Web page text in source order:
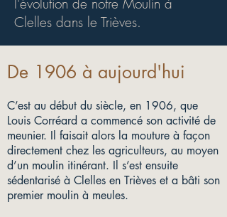
Clelles dans le Trièves.
De 1906 à aujourd'hui
C’est au début du siècle, en 1906, que
Louis Corréard a commencé son activité de
meunier. Il faisait alors la mouture à façon
directement chez les agriculteurs, au moyen
d’un moulin itinérant. Il s’est ensuite
sédentarisé à Clelles en Trièves et a bâti son
premier moulin à meules.